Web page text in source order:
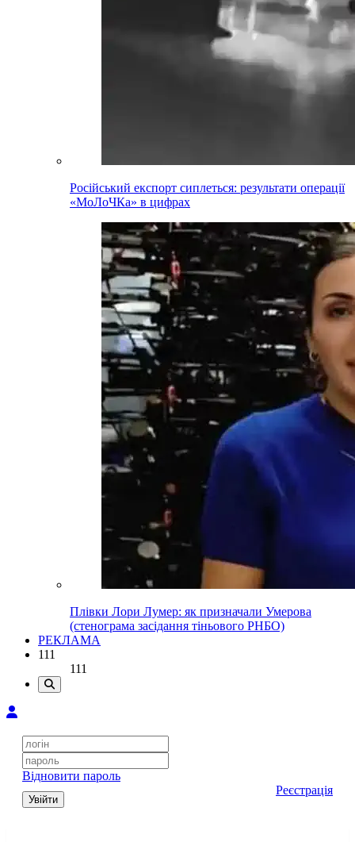
Російський експорт сиплеться: результати операції
«МоЛоЧКа» в цифрах
Плівки Лори Лумер: як призначали Умерова
(стенограма засідання тіньового РНБО)
РЕКЛАМА
111
111
Відновити пароль
Увійти
Реєстрація